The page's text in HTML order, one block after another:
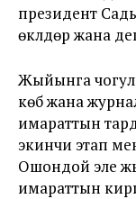
президент
өкүлдөрү жана
Жыйынга
көбү жана
имараттын
экинчи этап
Ошондой эле
имараттын